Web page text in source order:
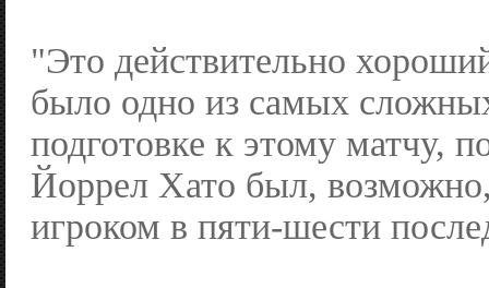
"Это действительно
было одно из самых
подготовке к этому матчу,
Йоррел Хато был,
игроком в пяти-шести